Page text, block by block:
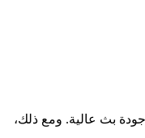
بث عالية. ومع ذلك،